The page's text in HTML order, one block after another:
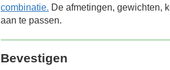
combinatie. De afmetingen, gewichten,
aan te passen.
Bevestigen